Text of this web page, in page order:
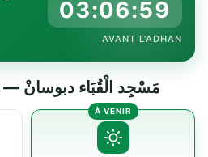
03:06:58
AVANT L'ADHAN
Horaires de prière — مَسْجِد الْقُبَاء دبوسانْ